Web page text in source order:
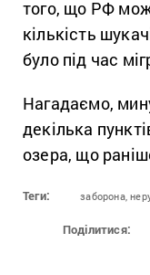
того, що РФ
кількість
було під час
Нагадаємо,
декілька
озера, що
Теги: заборона,
Поділитися: